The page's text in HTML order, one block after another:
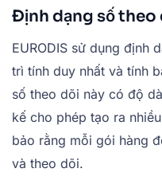
Định dạng số theo
EURODIS sử dụng định
trì tính duy nhất và tính
số theo dõi này có độ
kế cho phép tạo ra
bảo rằng mỗi gói hàng
và theo dõi.